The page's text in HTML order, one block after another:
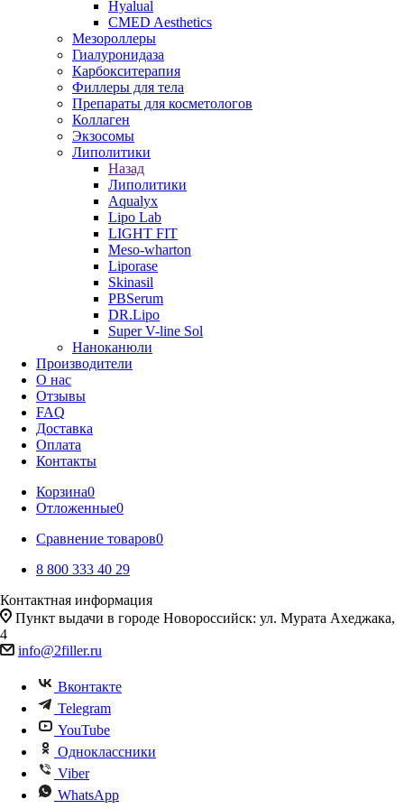
Hyalual
CMED Aesthetics
Мезороллеры
Гиалуронидаза
Карбокситерапия
Филлеры для тела
Препараты для косметологов
Коллаген
Экзосомы
Липолитики
Назад
Липолитики
Aqualyx
Lipo Lab
LIGHT FIT
Meso-wharton
Liporase
Skinasil
PBSerum
DR.Lipo
Super V-line Sol
Наноканюли
Производители
О нас
Отзывы
FAQ
Доставка
Оплата
Контакты
Корзина0
Отложенные0
Сравнение товаров0
8 800 333 40 29
Контактная информация
Пункт выдачи в городе Новороссийск: ул. Мурата Ахеджака,
4
info@2filler.ru
Вконтакте
Telegram
YouTube
Одноклассники
Viber
WhatsApp